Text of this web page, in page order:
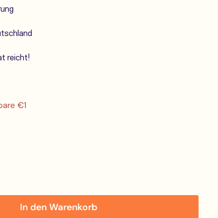
reicht!
€1
In den Warenkorb